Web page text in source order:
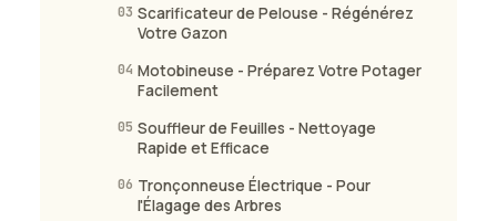
03 Scarificateur de Pelouse - Régénérez
Votre Gazon
04 Motobineuse - Préparez Votre Potager
Facilement
05 Souffleur de Feuilles - Nettoyage
Rapide et Efficace
06 Tronçonneuse Électrique - Pour
l'Élagage des Arbres